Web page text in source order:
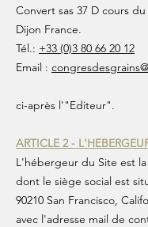
Convert sas 37 D cours
Dijon France.
Tél.: +33 (0)3 80 66 20 12
Email :
ci-après l'"Editeur".
ARTICLE 2 -
L'hébergeur du Site est
dont le siège social est
90210 San Francisco,
avec l'adresse mail de